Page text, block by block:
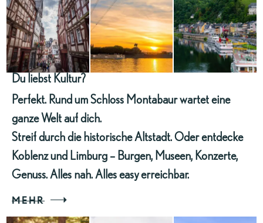
Du liebst Kultur?
Perfekt. Rund um Schloss Montabaur wartet eine
ganze Welt auf dich.
Streif durch die historische Altstadt. Oder entdecke
Koblenz und Limburg – Burgen, Museen, Konzerte,
Genuss. Alles nah. Alles easy erreichbar.
MEHR